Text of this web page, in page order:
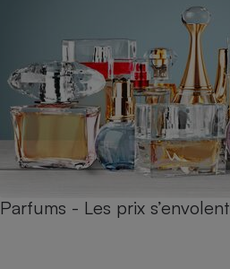
Parfums - Les prix s’envolent